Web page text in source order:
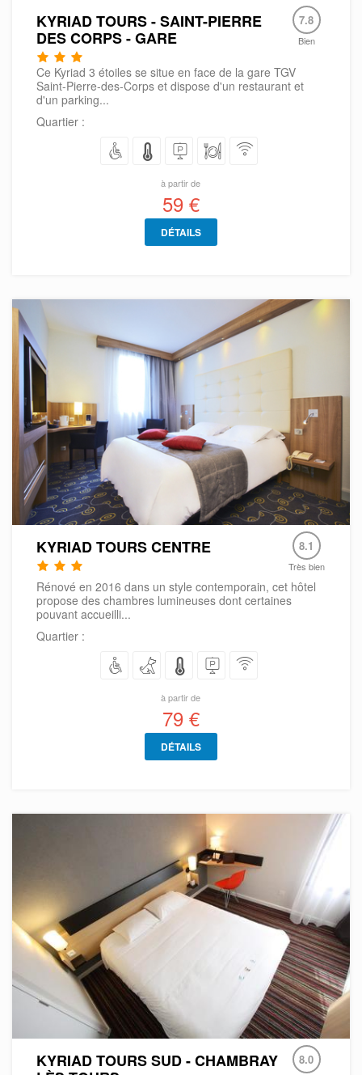
KYRIAD TOURS - SAINT-PIERRE
DES CORPS - GARE
7.8
Bien
Ce Kyriad 3 étoiles se situe en face de la gare TGV
Saint-Pierre-des-Corps et dispose d'un restaurant et
d'un parking...
Quartier :
à partir de
59 €
DÉTAILS
KYRIAD TOURS CENTRE 8.1
Très bien
Rénové en 2016 dans un style contemporain, cet hôtel
propose des chambres lumineuses dont certaines
pouvant accueilli...
Quartier :
à partir de
79 €
DÉTAILS
KYRIAD TOURS SUD - CHAMBRAY
8.0